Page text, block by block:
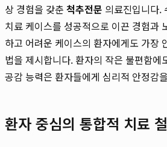
상 경험을 갖춘 척추전문 의료진입니다.
치료 케이스를 성공적으로 이끈 경험과
하고 어려운 케이스의 환자에게도 가장
법을 제시합니다. 환자의 작은 불편함에
공감 능력은 환자들에게 심리적 안정감
환자 중심의 통합적 치료